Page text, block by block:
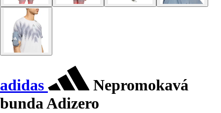
adidas
Nepromokavá
bunda Adizero